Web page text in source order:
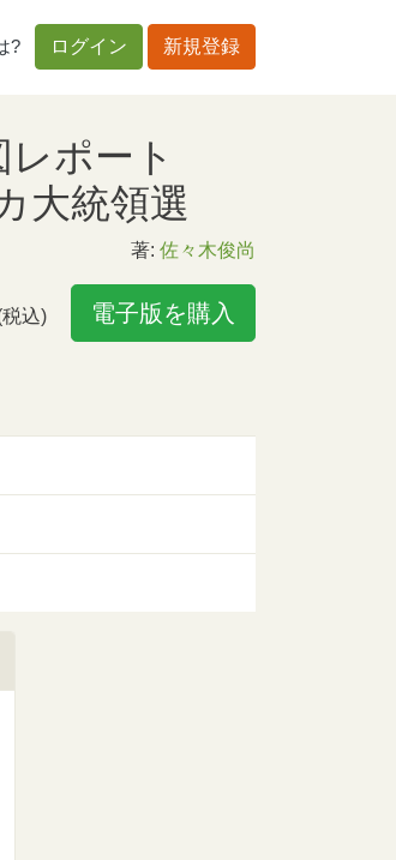
? ログイン 新規登録
レポート
大統領選
著: 佐々木俊尚
税込) 電子版を購入